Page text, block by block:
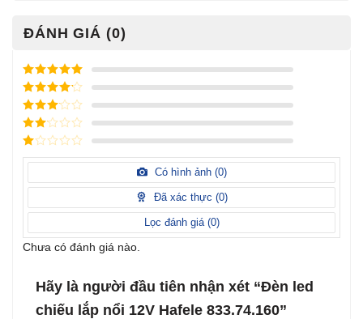
ĐÁNH GIÁ (0)
Được xếp
hạng
5
5
sao
Được xếp
hạng
4
5
sao
Được
xếp
hạng3
5 sao
Được
hạng
sao
Được
hạng
sao
Có hình ảnh (0)
Đã xác thực (0)
Lọc đánh giá (0)
Chưa có đánh giá nào.
Hãy là người đầu tiên nhận xét “Đèn led
chiếu lắp nổi 12V Hafele 833.74.160”